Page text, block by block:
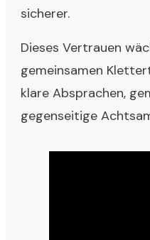
sicherer.
Dieses Vertrauen
gemeinsamen
klare Absprachen,
gegenseitige